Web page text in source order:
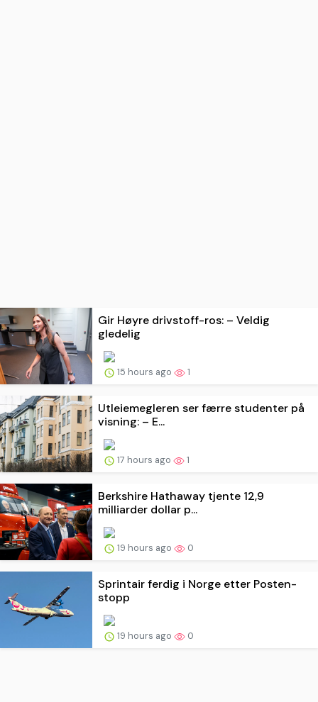
Gir Høyre drivstoff-ros: – Veldig
gledelig
15 hours ago 1
Utleiemegleren ser færre studenter på
visning: – E...
17 hours ago 1
Berkshire Hathaway tjente 12,9
milliarder dollar p...
19 hours ago 0
Sprintair ferdig i Norge etter Posten-
stopp
19 hours ago 0